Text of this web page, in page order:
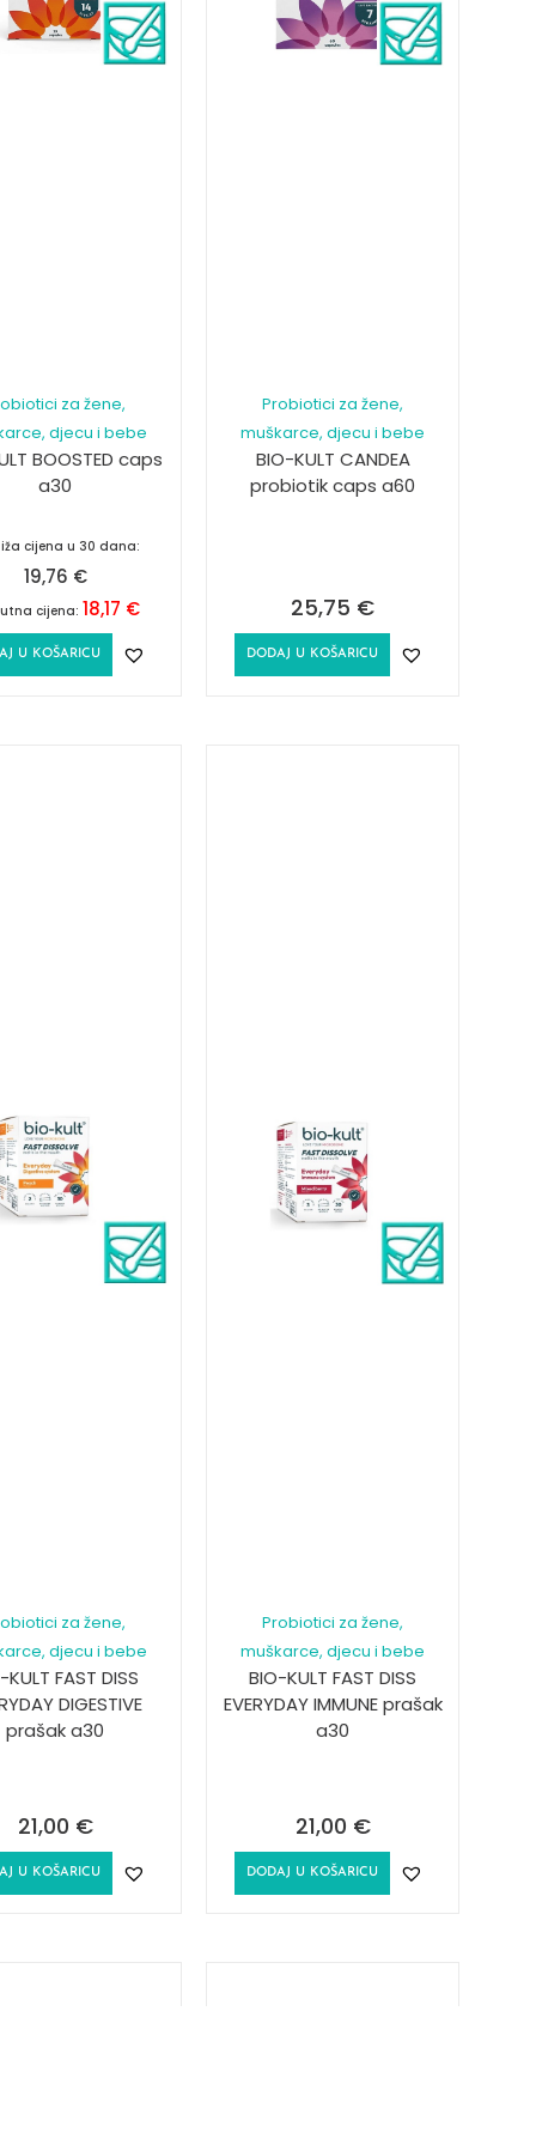
za žene,
djecu i bebe
BOOSTED caps
a30
cijena u 30 dana:
19,76 €
cijena: 18,17 €
U KOŠARICU
Probiotici za žene,
muškarce, djecu i bebe
BIO-KULT CANDEA
probiotik caps a60
25,75 €
DODAJ U KOŠARICU
za žene,
djecu i bebe
KULT FAST DISS
DIGESTIVE
prašak a30
21,00 €
U KOŠARICU
Probiotici za žene,
muškarce, djecu i bebe
BIO-KULT FAST DISS
EVERYDAY IMMUNE prašak
a30
21,00 €
DODAJ U KOŠARICU